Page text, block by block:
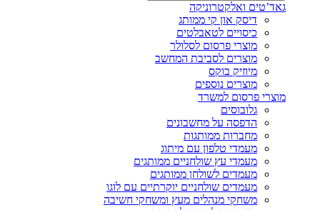
גאד’טים ואלקטרוניקה
דיסק און קי ממותג
כיסויים לטאבלטים
מוצרי פרסום לסלולר
מוצרים לסביבת המחשב
מיוזיק בוקס
מוצרים נוספים
מוצרי פרסום למשרד
גלובוסים
הדפסה על מחשבונים
מחברות ממותגות
מעמדי טלפון עם מיתוג
מעמדי עץ שולחניים ממותגים
מעמדים לשולחן ממותגים
מעמדים שולחניים יוקרתיים עם לוגו
משחקי מנהלים מעץ ומשחקי חשיבה